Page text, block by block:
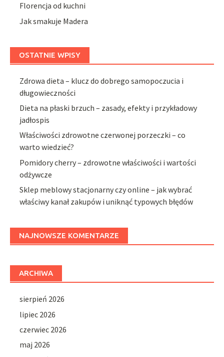
Florencja od kuchni
Jak smakuje Madera
OSTATNIE WPISY
Zdrowa dieta – klucz do dobrego samopoczucia i
długowieczności
Dieta na płaski brzuch – zasady, efekty i przykładowy
jadłospis
Właściwości zdrowotne czerwonej porzeczki – co
warto wiedzieć?
Pomidory cherry – zdrowotne właściwości i wartości
odżywcze
Sklep meblowy stacjonarny czy online – jak wybrać
właściwy kanał zakupów i uniknąć typowych błędów
NAJNOWSZE KOMENTARZE
ARCHIWA
sierpień 2026
lipiec 2026
czerwiec 2026
maj 2026